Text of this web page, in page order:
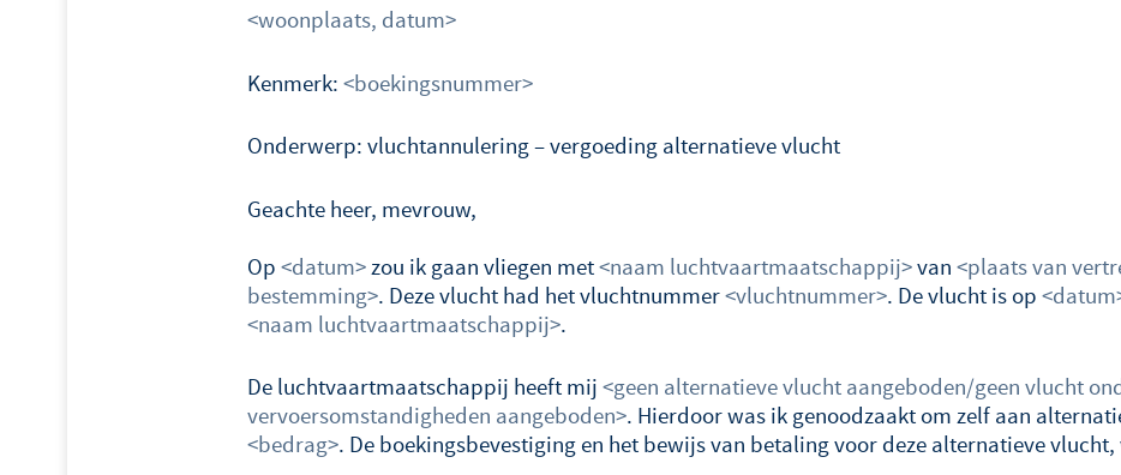
<woonplaats, datum>
Kenmerk: <boekingsnummer>
Onderwerp: vluchtannulering – vergoeding alternatieve vlucht
Geachte heer, mevrouw,
Op <datum> zou ik gaan vliegen met<naam luchtvaartmaatschappij>van <plaats van
bestemming>. Deze vlucht had het vluchtnummer<vluchtnummer>. De vlucht is op
<naam luchtvaartmaatschappij>.
De luchtvaartmaatschappij heeft mij <geen alternatieve vlucht aangeboden/geen vlucht
vervoersomstandigheden aangeboden>. Hierdoor was ik genoodzaakt om zelf aan
<bedrag>. De boekingsbevestiging en het bewijs van betaling voor deze alternatieve